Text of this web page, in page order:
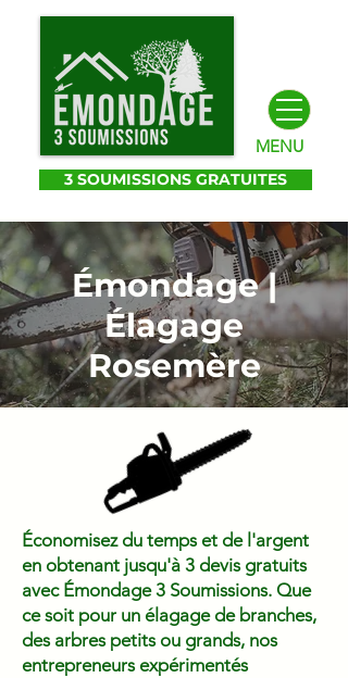
MENU
3 SOUMISSIONS GRATUITES
Émondage |
Élagage
Rosemère
Économisez du temps et de l'argent
en obtenant jusqu'à 3 devis gratuits
avec Émondage 3 Soumissions. Que
ce soit pour un élagage de branches,
des arbres petits ou grands, nos
entrepreneurs expérimentés